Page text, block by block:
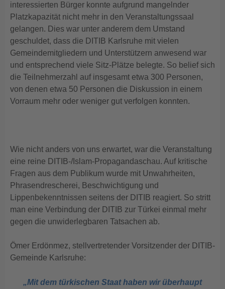
interessierten Bürger konnte aufgrund mangelnder
Platzkapazität nicht mehr in den Veranstaltungssaal
gelangen. Dies war unter anderem dem Umstand
geschuldet, dass die DITIB Karlsruhe mit vielen
Gemeindemitgliedern und Unterstützern anwesend war
und entsprechend viele Sitz-Plätze belegte. So belief sich
die Teilnehmerzahl auf insgesamt etwa 300 Personen,
von denen etwa 50 Personen die Diskussion in einem
Vorraum mehr oder weniger gut verfolgen konnten.
Wie nicht anders von uns erwartet, war die Veranstaltung
eine reine DITIB-/Islam-Propagandaschau. Auf kritische
Fragen aus dem Publikum wurde mit Unwahrheiten,
Phrasendrescherei, Beschwichtigung und
Lippenbekenntnissen seitens der DITIB reagiert. So stritt
man eine Verbindung der DITIB zur Türkei einmal mehr
gegen die unwiderlegbaren Tatsachen ab.
Ömer Erdönmez, stellvertretender Vorsitzender der DITIB-
Gemeinde Karlsruhe:
„Mit dem türkischen Staat haben wir überhaupt